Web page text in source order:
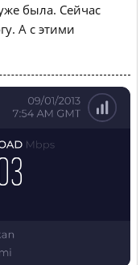
была. Сейчас
А с этими